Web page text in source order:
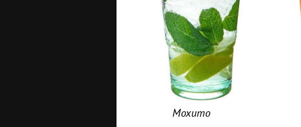
Мохито